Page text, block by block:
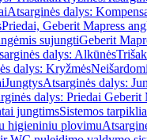
Atsarginės dalys:
Priedai, Geberit Mapress
sujungtiGeberit
dalys: Alkūnės
dalys: Kryžmės
JungtysAtsarginės dalys:
dalys: Priedai Geberit
jungtimsSistemos
higieniniu plovimu